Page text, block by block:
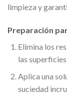
limpieza y
Preparación
Elimina los
las
Aplica una
suciedad